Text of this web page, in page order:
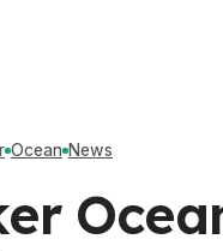
Ocean News